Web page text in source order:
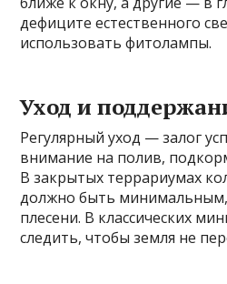
дефиците естественного
использовать фитолампы.
Уход и
Регулярный уход — залог
внимание на полив,
В закрытых террариумах
должно быть
плесени. В классических
следить, чтобы земля не